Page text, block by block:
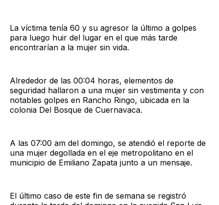
La víctima tenía 60 y su agresor la último a golpes
para luego huir del lugar en el que más tarde
encontrarían a la mujer sin vida.
Alrededor de las 00:04 horas, elementos de
seguridad hallaron a una mujer sin vestimenta y con
notables golpes en Rancho Ringo, ubicada en la
colonia Del Bosque de Cuernavaca.
A las 07:00 am del domingo, se atendió el reporte de
una mujer degollada en el eje metropolitano en el
municipio de Emiliano Zapata junto a un mensaje.
El último caso de este fin de semana se registró